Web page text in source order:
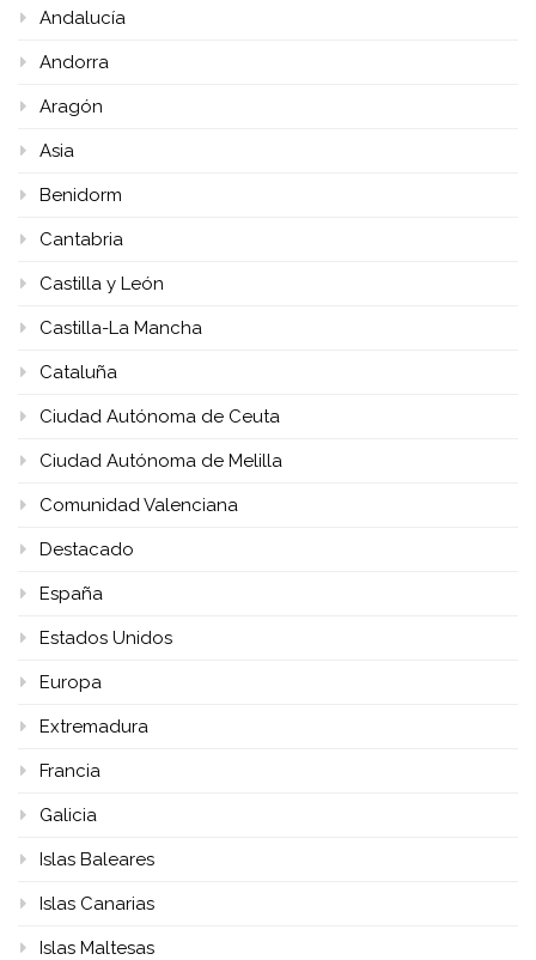
Andalucía
Andorra
Aragón
Asia
Benidorm
Cantabria
Castilla y León
Castilla-La Mancha
Cataluña
Ciudad Autónoma de Ceuta
Ciudad Autónoma de Melilla
Comunidad Valenciana
Destacado
España
Estados Unidos
Europa
Extremadura
Francia
Galicia
Islas Baleares
Islas Canarias
Islas Maltesas